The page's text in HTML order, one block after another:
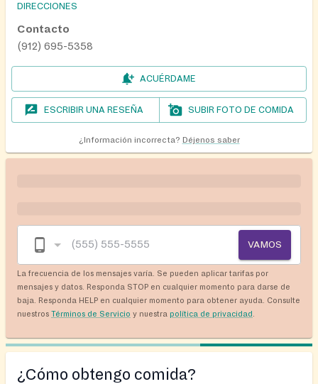
DIRECCIONES
Contacto
(912) 695-5358
ACUÉRDAME
ESCRIBIR UNA RESEÑA SUBIR FOTO DE COMIDA
¿Información incorrecta? Déjenos saber
VAMOS
La frecuencia de los mensajes varía. Se pueden aplicar tarifas por
mensajes y datos. Responda STOP en cualquier momento para darse de
baja. Responda HELP en cualquier momento para obtener ayuda. Consulte
nuestros Términos de Servicio y nuestra política de privacidad
¿Cómo obtengo comida?